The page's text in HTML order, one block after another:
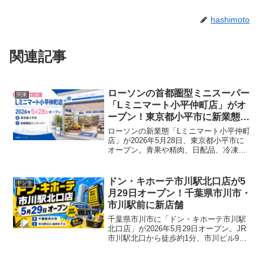
hashimoto
関連記事
関東
ローソンの首都圏型ミニスーパー
「Lミニマート小平仲町店」がオ
ープン！東京都小平市に新業態1
号店
ローソンの新業態「Lミニマート小平仲町
店」が2026年5月28日、東京都小平市に
オープン。青果や精肉、日配品、冷凍食
ドンキ
ドン・キホーテ市川駅北口店が5
月29日オープン！千葉県市川市・
市川駅前に新店舗
千葉県市川市に「ドン・キホーテ市川駅
北口店」が2026年5月29日オープン。JR
市川駅北口から徒歩約1分、市川ビル9階